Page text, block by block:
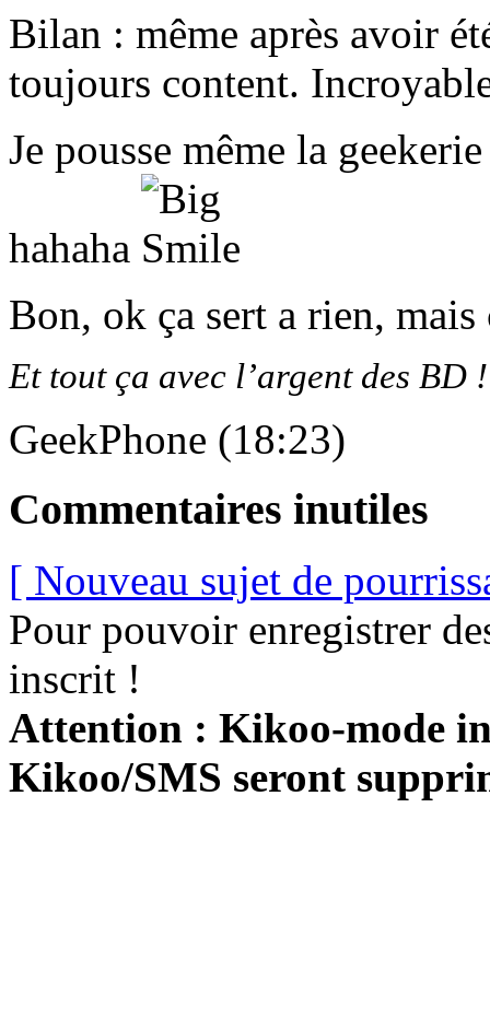
Bilan : même après avoir
toujours content.
Je pousse même la
hahaha
Bon, ok ça sert a rien, mais
Et tout ça avec l’argent des BD
GeekPhone (18:23)
Commentaires inutiles
[ Nouveau sujet de
Pour pouvoir enregistrer
inscrit !
Attention : Kikoo-mode
Kikoo/SMS seront